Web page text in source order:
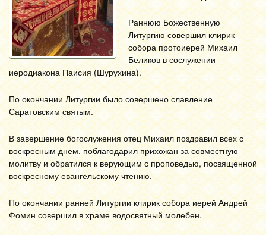
Раннюю Божественную
Литургию совершил клирик
собора протоиерей Михаил
Беликов в сослужении
иеродиакона Паисия (Шурухина).
По окончании Литургии было совершено славление
Саратовским святым.
В завершение богослужения отец Михаил поздравил всех с
воскресным днем, поблагодарил прихожан за совместную
молитву и обратился к верующим с проповедью, посвященной
воскресному евангельскому чтению.
По окончании ранней Литургии клирик собора иерей Андрей
Фомин совершил в храме водосвятный молебен.